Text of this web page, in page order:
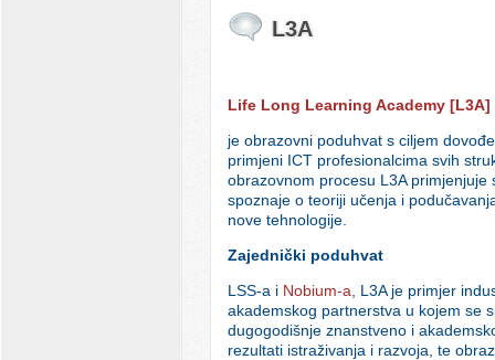
L3A
Life Long Learning Academy [L3A]
je obrazovni poduhvat s ciljem
primjeni ICT profesionalcima svih
obrazovnom procesu L3A primjenjuje
spoznaje o teoriji učenja i
nove tehnologije.
Zajednički poduhvat
LSS-a i Nobium-a, L3A je primjer
akademskog partnerstva u kojem se
dugogodišnje znanstveno i
rezultati istraživanja i razvoja, te